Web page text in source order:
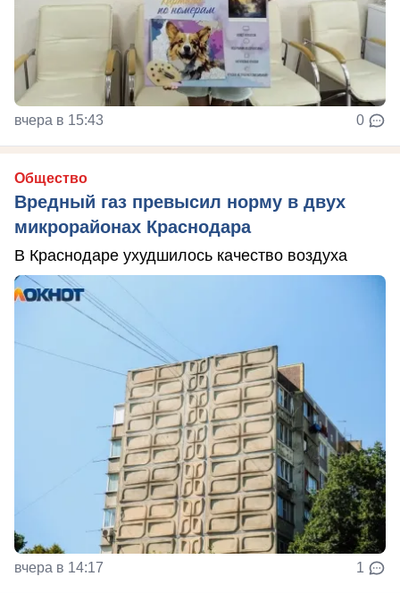
вчера в 15:43 0
Общество
Вредный газ превысил норму в двух
микрорайонах Краснодара
В Краснодаре ухудшилось качество воздуха
вчера в 14:17 1